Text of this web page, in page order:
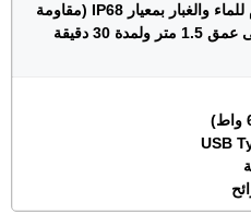
الهاتف مقاوم للماء والغبار بمعيار IP68 (مقاومة
الماء تصل الى عمق 1.5 متر ولمدة 30 دقيقة